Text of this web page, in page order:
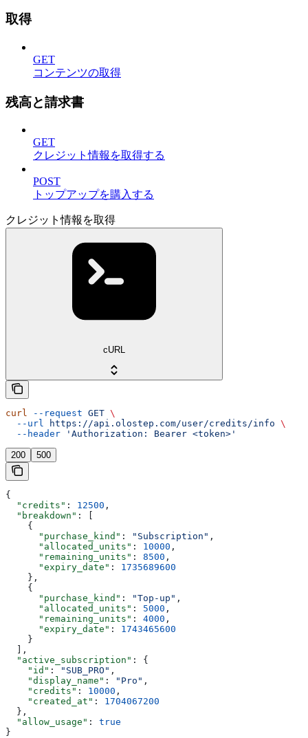
取得
GET
コンテンツの取得
残高と請求書
GET
クレジット情報を取得する
POST
トップアップを購入する
クレジット情報を取得
cURL
curl --request GET \
  --url
https://api.olostep.com/user/credits/info \
  --header
'Authorization: Bearer <token>'
200 500
{
  "credits"
: 12500 ,
  "breakdown"
: [
    {
      "purchase_kind"
: "Subscription" ,
      "allocated_units"
: 10000 ,
      "remaining_units"
: 8500 ,
      "expiry_date"
: 1735689600
    },
    {
      "purchase_kind"
: "Top-up" ,
      "allocated_units"
: 5000 ,
      "remaining_units"
: 4000 ,
      "expiry_date"
: 1743465600
    }
  ],
  "active_subscription"
: {
    "id"
: "SUB_PRO" ,
    "display_name"
: "Pro" ,
    "credits"
: 10000 ,
    "created_at"
: 1704067200
  },
  "allow_usage"
: true
}